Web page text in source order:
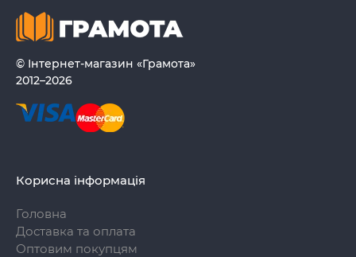
© Інтернет-магазин «Грамота»
2012–2026
Корисна інформація
Головна
Доставка та оплата
Оптовим покупцям